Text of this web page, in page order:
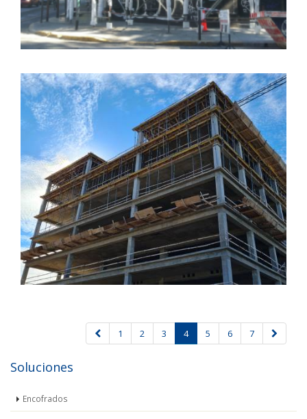
1 2 3 4 5 6 7
Soluciones
Encofrados